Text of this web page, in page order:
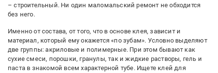
– строительный. Ни один маломальский ремонт не обходится
без него.
Именно от состава, от того, что в основе клея, зависит и
материал, который ему окажется «по зубам». Условно выделяют
две группы: акриловые и полимерные. При этом бывают как
сухие смеси, порошки, гранулы, так и жидкие растворы, гель и
паста в знакомой всем характерной тубе. Ищете клей для